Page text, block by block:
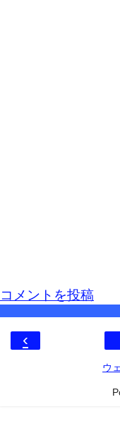
コメントを投稿
‹
ウ